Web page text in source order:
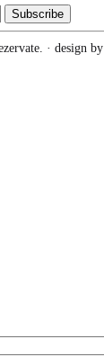
· design by